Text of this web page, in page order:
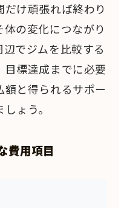
け頑張れば終わり
の変化につながり
でジムを比較する
目標達成までに必要
と得られるサポー
ょう。
費用項目